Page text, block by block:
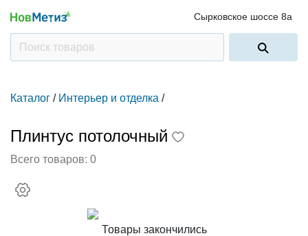
Сырковское шоссе 8а
Каталог / Интерьер и отделка /
Плинтус потолочный
Всего товаров: 0
Товары закончились